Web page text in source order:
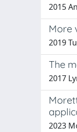
2015
More
2019
The
2017
2023